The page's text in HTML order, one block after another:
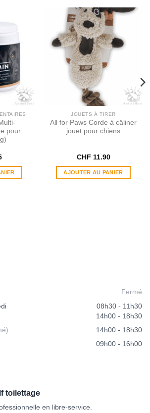
pour
JOUETS À TIRER
All for Paws Corde à câliner
jouet pour chiens
CHF 11.90
AJOUTER AU PANIER
Fermé
08h30 - 11h30
14h00 - 18h30
14h00 - 18h30
09h00 - 16h00
toilettage
en libre-service.